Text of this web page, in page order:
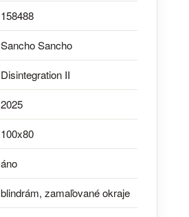
158488
Sancho Sancho
Disintegration II
2025
100x80
áno
blindrám, zamaľované okraje